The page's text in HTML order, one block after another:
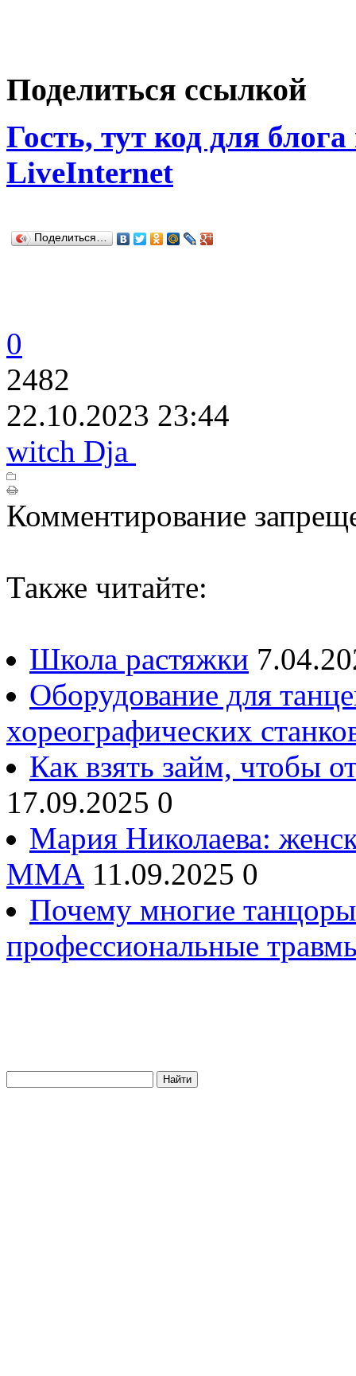
Поделиться ссылкой
Гость, тут код для
LiveInternet
Поделиться…
0
2482
22.10.2023 23:44
witch Dja
Комментирование
Также читайте:
Школа растяжки
Оборудование для
хореографических
Как взять займ, чтобы
17.09.2025 0
Мария Николаева:
ММА 11.09.2025 0
Почему многие
профессиональные